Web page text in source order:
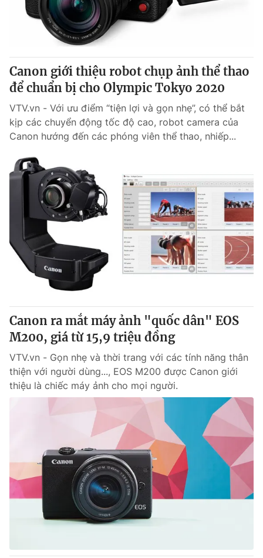
Sản phẩm
Thị trường
Lịch phát sóng
Chuyên mục khác
Emagazine Podcast
Photo Infographic
Video
VTV Money VTV Thể thao
VTV Sức khoẻ Bất động sản
Thị trường 24h Tấm lòng Việt
VTV9 VTV8
Liên hệ tòa soạn English
Theo dõi báo trên
Cơ quan chủ quản: Đài Truyền hình Việt Nam
Cơ quan báo chí: Thời báo VTV
Giấy phép hoạt động báo in và báo điện tử số 483/GP-BTTTT
Tổng Biên tập:Vũ Thanh Thủy
Canon giới thiệu robot chụp ảnh thể thao
để chuẩn bị cho Olympic Tokyo 2020
VTV.vn - Với ưu điểm “tiện lợi và gọn nhẹ”, có thể bắt
kịp các chuyển động tốc độ cao, robot camera của
Canon hướng đến các phóng viên thể thao, nhiếp...
Canon ra mắt máy ảnh "quốc dân" EOS
M200, giá từ 15,9 triệu đồng
VTV.vn - Gọn nhẹ và thời trang với các tính năng thân
thiện với người dùng..., EOS M200 được Canon giới
thiệu là chiếc máy ảnh cho mọi người.